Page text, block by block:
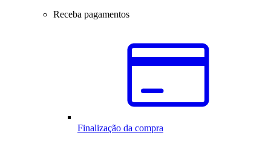
Receba pagamentos
Finalização da compra